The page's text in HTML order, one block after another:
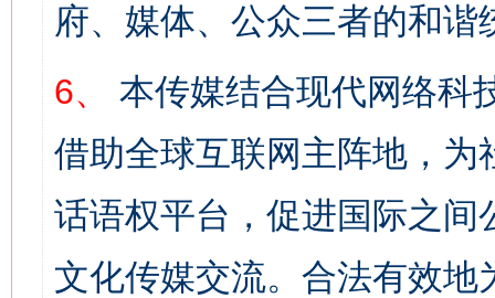
府、媒体、公众三者的和谐
6、
本传媒结合现代网络科
借助全球互联网主阵地，
话语权平台，促进国际之
文化传媒交流。合法有效地